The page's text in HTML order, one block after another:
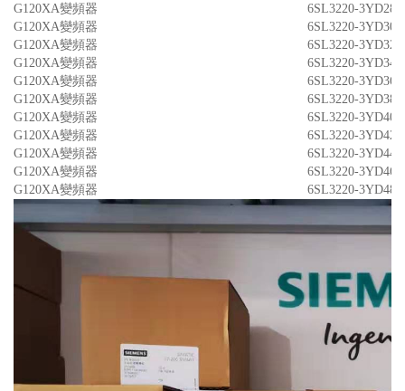
G120XA變頻器
6SL3220-3YD28-
G120XA變頻器
6SL3220-3YD30-
G120XA變頻器
6SL3220-3YD32-
G120XA變頻器
6SL3220-3YD34-
G120XA變頻器
6SL3220-3YD36-
G120XA變頻器
6SL3220-3YD38-
G120XA變頻器
6SL3220-3YD40-
G120XA變頻器
6SL3220-3YD42-
G120XA變頻器
6SL3220-3YD44-
G120XA變頻器
6SL3220-3YD46-
G120XA變頻器
6SL3220-3YD48-